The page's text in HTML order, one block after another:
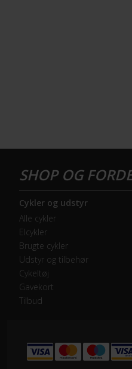
Cykler og udstyr
Alle cykler
Elcykler
Brugte cykler
Udstyr og tilbehør
Cykeltøj
Gavekort
Tilbud